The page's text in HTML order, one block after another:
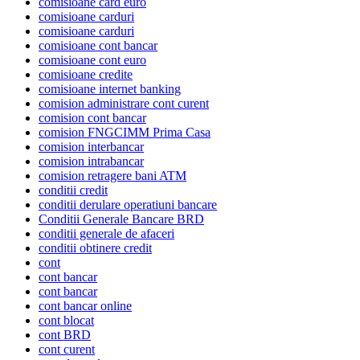
comisioane carduri
comisioane carduri
comisioane cont bancar
comisioane cont euro
comisioane credite
comisioane internet banking
comision administrare cont curent
comision cont bancar
comision FNGCIMM Prima Casa
comision interbancar
comision intrabancar
comision retragere bani ATM
conditii credit
conditii derulare operatiuni bancare
Conditii Generale Bancare BRD
conditii generale de afaceri
conditii obtinere credit
cont
cont bancar
cont bancar
cont bancar online
cont blocat
cont BRD
cont curent